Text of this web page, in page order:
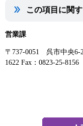
この項目に関
営業課
〒737-0051 呉市中央6-
1622 Fax：0823-25-8156